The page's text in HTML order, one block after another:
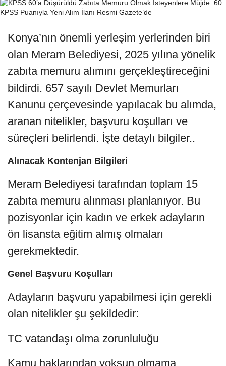
Konya’nın önemli yerleşim yerlerinden biri
olan Meram Belediyesi, 2025 yılına yönelik
zabıta memuru alımını gerçekleştireceğini
bildirdi. 657 sayılı Devlet Memurları
Kanunu çerçevesinde yapılacak bu alımda,
aranan nitelikler, başvuru koşulları ve
süreçleri belirlendi. İşte detaylı bilgiler..
Alınacak Kontenjan Bilgileri
Meram Belediyesi tarafından toplam 15
zabıta memuru alınması planlanıyor. Bu
pozisyonlar için kadın ve erkek adayların
ön lisansta eğitim almış olmaları
gerekmektedir.
Genel Başvuru Koşulları
Adayların başvuru yapabilmesi için gerekli
olan nitelikler şu şekildedir:
TC vatandaşı olma zorunluluğu
Kamu haklarından yoksun olmama